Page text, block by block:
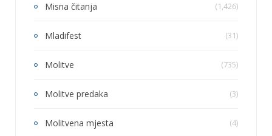
Misna čitanja (1,426)
Mladifest (31)
Molitve (735)
Molitve predaka (3)
Molitvena mjesta (4)